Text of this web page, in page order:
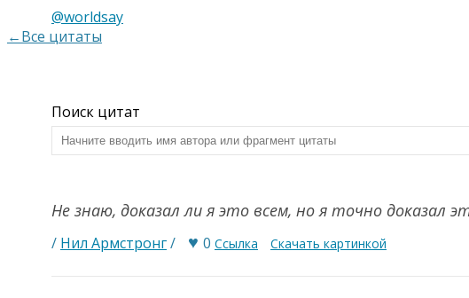
@worldsay
←Все цитаты
Поиск цитат
Не знаю, доказал ли я это всем, но я точно доказал
/ Нил Армстронг/ ♥ 0 Ссылка Скачать картинкой